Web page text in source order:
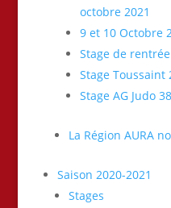
octobre 2021
9 et 10 Octobre
Stage de
Stage Toussaint
Stage AG Judo
La Région AURA
Saison 2020-2021
Stages